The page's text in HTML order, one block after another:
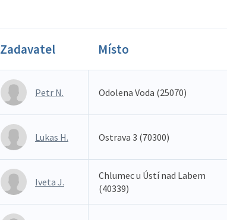
Zadavatel Místo
Petr N. Odolena Voda (25070)
Lukas H. Ostrava 3 (70300)
Iveta J.
Chlumec u Ústí nad Labem
(40339)